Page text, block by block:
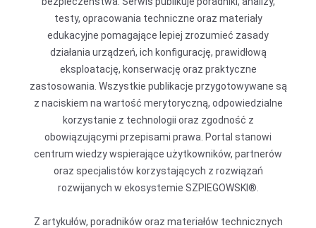
testy, opracowania techniczne oraz materiały
edukacyjne pomagające lepiej zrozumieć zasady
działania urządzeń, ich konfigurację, prawidłową
eksploatację, konserwację oraz praktyczne
zastosowania. Wszystkie publikacje przygotowywane są
z naciskiem na wartość merytoryczną, odpowiedzialne
korzystanie z technologii oraz zgodność z
obowiązującymi przepisami prawa. Portal stanowi
centrum wiedzy wspierające użytkowników, partnerów
oraz specjalistów korzystających z rozwiązań
rozwijanych w ekosystemie SZPIEGOWSKI®.
Z artykułów, poradników oraz materiałów technicznych